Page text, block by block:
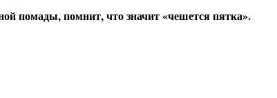
помады, помнит, что значит «чешется пятка».